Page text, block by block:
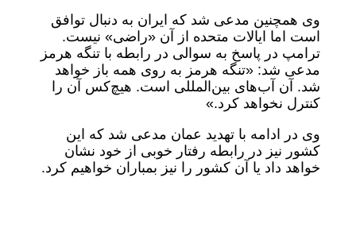
وی همچنین مدعی شد که ایران به دنبال توافق
است اما ایالات متحده از آن «راضی» نیست.
ترامپ در پاسخ به سوالی در رابطه با تنگه هرمز
مدعی شد: «تنگه هرمز به روی همه باز خواهد
شد. آن آب‌های بین‌المللی است. هیچ‌کس آن را
کنترل نخواهد کرد.»
وی در ادامه با تهدید عمان مدعی شد که این
کشور نیز در رابطه رفتار خوبی از خود نشان
خواهد داد یا آن کشور را نیز بمباران خواهیم کرد.